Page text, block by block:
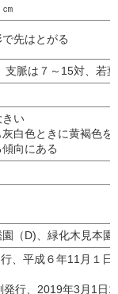
先はとがる
支脈は７～15対、若
きい
白色ときに黄褐色を
向にある
（D)、緑化木見本園
、平成６年11月１
発行、2019年3月1日